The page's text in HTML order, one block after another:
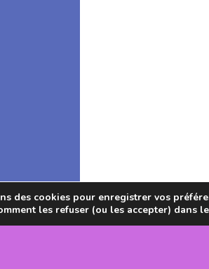
des cookies pour enregistrer vos
les refuser (ou les accepter) dans